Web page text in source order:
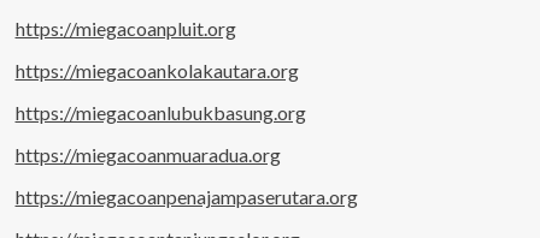
https://miegacoanpluit.org
https://miegacoankolakautara.org
https://miegacoanlubukbasung.org
https://miegacoanmuaradua.org
https://miegacoanpenajampaserutara.org